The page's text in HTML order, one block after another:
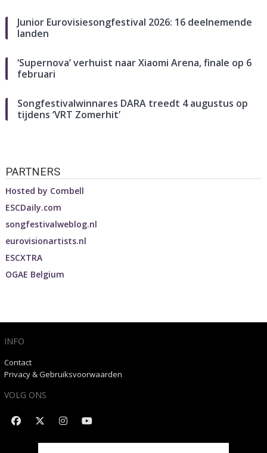
Junior Eurovisiesongfestival 2026: 16 deelnemende
landen
‘Supernova’ verhuist naar Xiaomi Arena, finale op 6
februari
Songfestivalwinnares DARA treedt 4 augustus op
tijdens ‘VRT Zomerhit’
PARTNERS
Hosted by Combell
ESCDaily.com
songfestivalweblog.nl
eurovisionartists.nl
ESCXTRA
OGAE Belgium
INFO
Contact
Privacy & Gebruiksvoorwaarden
VOLG ONS